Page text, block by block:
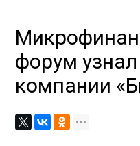
форум
компании